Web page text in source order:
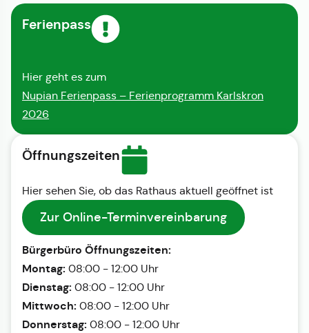
Ferienpass
Hier geht es zum
Nupian Ferienpass – Ferienprogramm Karlskron
2026
Öffnungszeiten
Hier sehen Sie, ob das Rathaus aktuell geöffnet ist
Zur Online-Terminvereinbarung
Bürgerbüro Öffnungszeiten:
Montag: 08:00 - 12:00 Uhr
Dienstag: 08:00 - 12:00 Uhr
Mittwoch: 08:00 - 12:00 Uhr
Donnerstag: 08:00 - 12:00 Uhr